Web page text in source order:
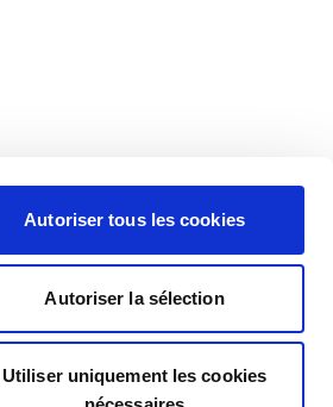
Autoriser tous les cookies
Autoriser la sélection
Utiliser uniquement les cookies